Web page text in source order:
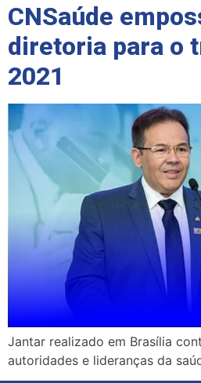
CNSaúde
diretoria para o
2021
Jantar realizado em Brasília
autoridades e lideranças da